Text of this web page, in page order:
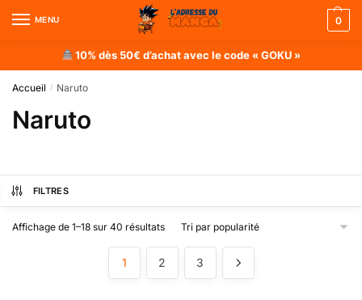
MENU 0
10% dès 50€ d’achat avec le code « GOKU »
Accueil / Naruto
Naruto
FILTRES
Affichage de 1–18 sur 40 résultats
1 2 3